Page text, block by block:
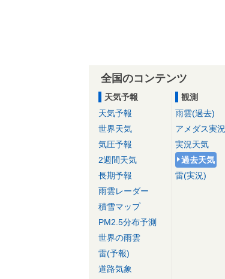
全国のコンテンツ
天気予報
天気予報
世界天気
気圧予報
2週間天気
長期予報
雨雲レーダー
積雪マップ
PM2.5分布予測
世界の雨雲
雷(予報)
道路気象
観測
雨雲(過去)
アメダス実況
実況天気
過去天気
雷(実況)